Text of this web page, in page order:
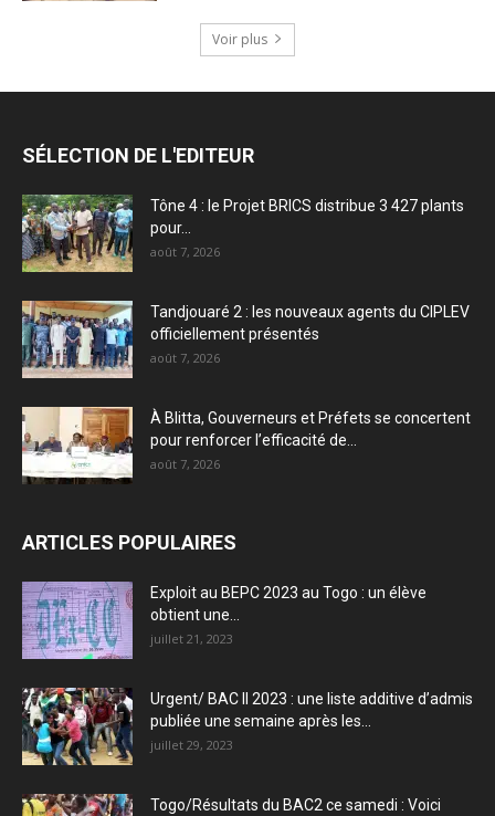
Voir plus
SÉLECTION DE L'EDITEUR
Tône 4 : le Projet BRICS distribue 3 427 plants
pour...
août 7, 2026
Tandjouaré 2 : les nouveaux agents du CIPLEV
officiellement présentés
août 7, 2026
À Blitta, Gouverneurs et Préfets se concertent
pour renforcer l’efficacité de...
août 7, 2026
ARTICLES POPULAIRES
Exploit au BEPC 2023 au Togo : un élève
obtient une...
juillet 21, 2023
Urgent/ BAC II 2023 : une liste additive d’admis
publiée une semaine après les...
juillet 29, 2023
Togo/Résultats du BAC2 ce samedi : Voici